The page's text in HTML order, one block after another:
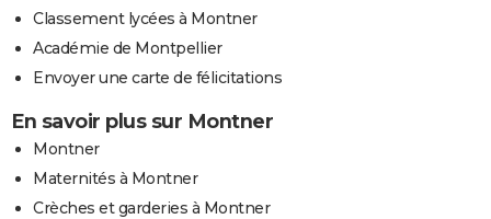
Classement lycées à Montner
Académie de Montpellier
Envoyer une carte de félicitations
En savoir plus sur Montner
Montner
Maternités à Montner
Crèches et garderies à Montner